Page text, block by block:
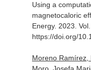
Using a
magnetocaloric
Energy. 2023.
https://doi.org/
Moreno Ramírez,